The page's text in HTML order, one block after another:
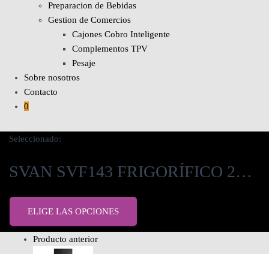
Preparacion de Bebidas
Gestion de Comercios
Cajones Cobro Inteligente
Complementos TPV
Pesaje
Sobre nosotros
Contacto
0
Seleccionado:
SVAN SVF143 FRIGORÍFICO 2…
ELIGE LAS OPCIONES
Producto anterior